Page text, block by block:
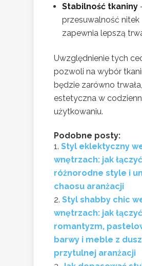
Stabilność tkaniny
przesuwalność nitek
zapewnia lepszą
Uwzględnienie tych
pozwoli na wybór
będzie zarówno
estetyczna w
użytkowaniu.
Podobne posty:
Styl eklektyczny
wnętrzach: jak łączyć
różnorodne style i
chaosu aranżacji
Styl shabby chic
wnętrzach: jak łączyć
romantyzm,
barwy i meble z
przytulnej aranżacji